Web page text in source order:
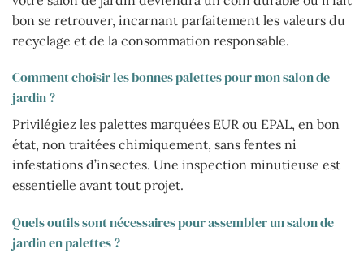
bon se retrouver, incarnant parfaitement les valeurs du
recyclage et de la consommation responsable.
Comment choisir les bonnes palettes pour mon salon de
jardin ?
Privilégiez les palettes marquées EUR ou EPAL, en bon
état, non traitées chimiquement, sans fentes ni
infestations d’insectes. Une inspection minutieuse est
essentielle avant tout projet.
Quels outils sont nécessaires pour assembler un salon de
jardin en palettes ?